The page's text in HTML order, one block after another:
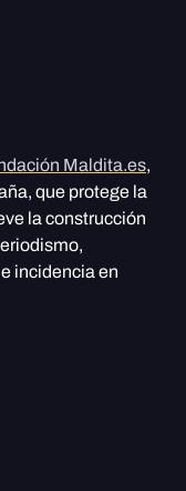
Maldita.es,
que protege la
la construcción
incidencia en